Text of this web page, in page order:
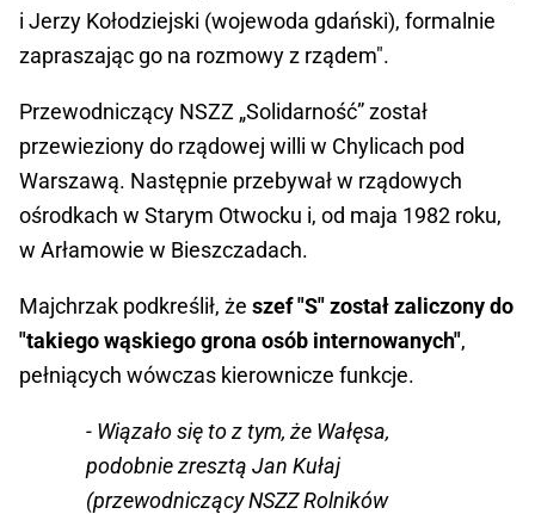
i Jerzy Kołodziejski (wojewoda gdański), formalnie
zapraszając go na rozmowy z rządem".
Przewodniczący NSZZ „Solidarność” został
przewieziony do rządowej willi w Chylicach pod
Warszawą. Następnie przebywał w rządowych
ośrodkach w Starym Otwocku i, od maja 1982 roku,
w Arłamowie w Bieszczadach.
Majchrzak podkreślił, że szef "S" został zaliczony do
"takiego wąskiego grona osób internowanych",
pełniących wówczas kierownicze funkcje.
- Wiązało się to z tym, że Wałęsa,
podobnie zresztą Jan Kułaj
(przewodniczący NSZZ Rolników